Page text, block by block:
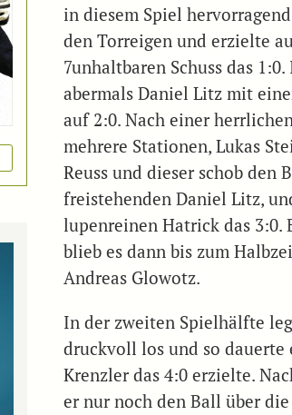
in diesem Spiel
den Torreigen und erzielte
7unhaltbaren Schuss das
abermals Daniel Litz mit
auf 2:0. Nach einer
mehrere Stationen, Lukas
Reuss und dieser schob den
freistehenden Daniel Litz,
lupenreinen Hatrick das 3:0.
blieb es dann bis zum
Andreas Glowotz.
In der zweiten Spielhälfte
druckvoll los und so dauerte
Krenzler das 4:0 erzielte.
er nur noch den Ball über